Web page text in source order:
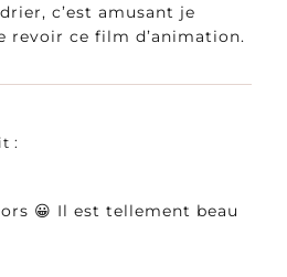
c’est amusant je
revoir ce film d’animation.
:
😀 Il est tellement beau